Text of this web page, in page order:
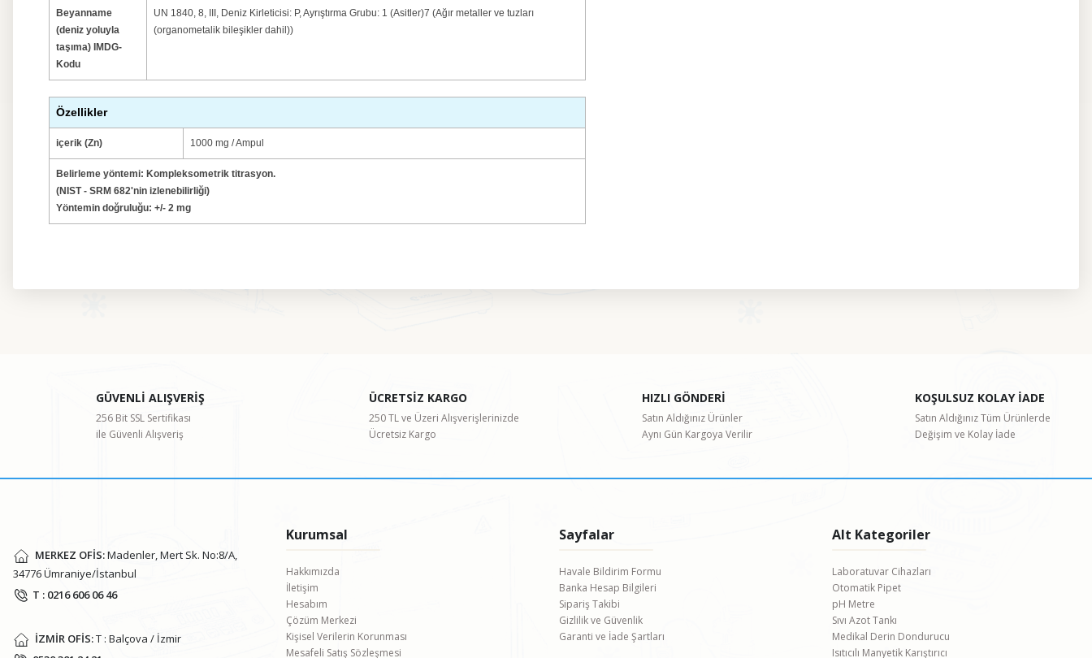
Beyanname
(deniz yoluyla
taşıma) IMDG-
Kodu
UN 1840, 8, III, Deniz Kirleticisi: P, Ayrıştırma Grubu: 1 (Asitler)7 (Ağır metaller ve tuzları
(organometalik bileşikler dahil))
Özellikler
içerik (Zn) 1000 mg / Ampul
Belirleme yöntemi: Kompleksometrik titrasyon.
(NIST - SRM 682'nin izlenebilirliği)
Yöntemin doğruluğu: +/- 2 mg
Ürün açıklamasında eksik bilgiler bulunuyor.
Ürün bilgilerinde hatalar bulunuyor.
Gönder
GÜVENLİ ALIŞVERİŞ
256 Bit SSL Sertifikası
ile Güvenli Alışveriş
ÜCRETSİZ KARGO
250 TL ve Üzeri Alışverişlerinizde
Ücretsiz Kargo
HIZLI GÖNDERİ
Satın Aldığınız Ürünler
Aynı Gün Kargoya Verilir
KOŞULSUZ KOLAY İADE
Satın Aldığınız Tüm Ürünlerde
Değişim ve Kolay İade
MERKEZ OFİS:Madenler, Mert Sk. No:8/A,
34776 Ümraniye/İstanbul
T : 0216 606 06 46
İZMİR OFİS:T : Balçova / İzmir
Kurumsal
Hakkımızda
İletişim
Hesabım
Çözüm Merkezi
Kişisel Verilerin Korunması
Mesafeli Satış Sözleşmesi
Sayfalar
Havale Bildirim Formu
Banka Hesap Bilgileri
Sipariş Takibi
Gizlilik ve Güvenlik
Garanti ve İade Şartları
Alt Kategoriler
Laboratuvar Cihazları
Otomatik Pipet
pH Metre
Sıvı Azot Tankı
Medikal Derin Dondurucu
Isıtıcılı Manyetik Karıştırıcı